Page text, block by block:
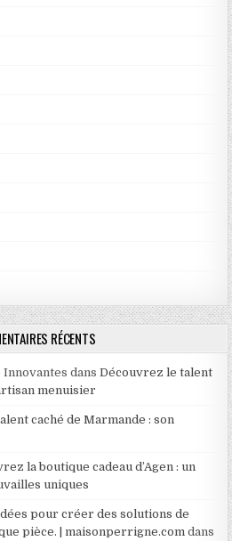
RÉCENTS
Innovantes dansDécouvrez le talent
menuisier
caché de Marmande : son
la boutique cadeau d’Agen : un
uniques
pour créer des solutions de
pièce. | maisonperrigne.com dans